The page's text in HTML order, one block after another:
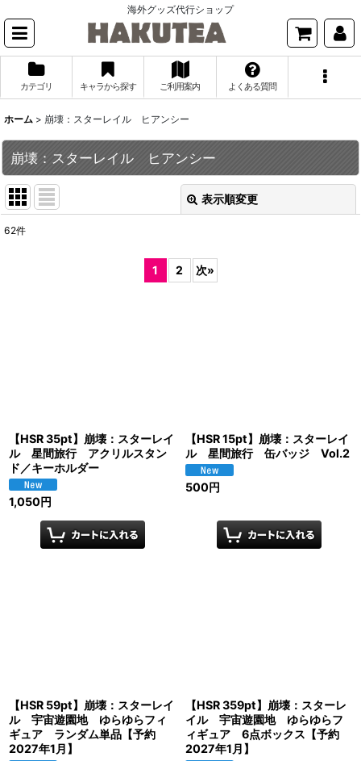
海外グッズ代行ショップ
カテゴリ キャラから探す ご利用案内 よくある質問
ホーム > 崩壊：スターレイル ヒアンシー
崩壊：スターレイル ヒアンシー
表示順変更
62件
1 2 次»
【HSR 35pt】崩壊：スターレイ
ル 星間旅行 アクリルスタン
ド／キーホルダー
1,050円
【HSR 15pt】崩壊：スターレイ
ル 星間旅行 缶バッジ Vol.2
500円
【HSR 59pt】崩壊：スターレイ
ル 宇宙遊園地 ゆらゆらフィ
ギュア ランダム単品【予約
2027年1月】
【HSR 359pt】崩壊：スターレ
イル 宇宙遊園地 ゆらゆらフ
ィギュア 6点ボックス【予約
2027年1月】